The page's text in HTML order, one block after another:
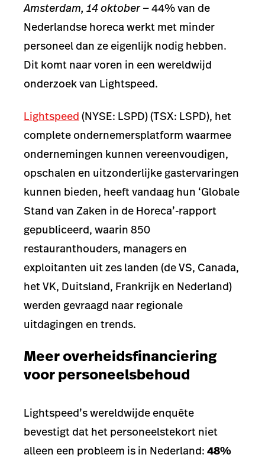
Amsterdam, 14 oktober —44% van de
Nederlandse horeca werkt met minder
personeel dan ze eigenlijk nodig hebben.
Dit komt naar voren in een wereldwijd
onderzoek van Lightspeed.
Lightspeed (NYSE: LSPD) (TSX: LSPD), het
complete ondernemersplatform waarmee
ondernemingen kunnen vereenvoudigen,
opschalen en uitzonderlijke gastervaringen
kunnen bieden, heeft vandaag hun ‘Globale
Stand van Zaken in de Horeca’-rapport
gepubliceerd, waarin 850
restauranthouders, managers en
exploitanten uit zes landen (de VS, Canada,
het VK, Duitsland, Frankrijk en Nederland)
werden gevraagd naar regionale
uitdagingen en trends.
Meer overheidsfinanciering
voor personeelsbehoud
Lightspeed’s wereldwijde enquête
bevestigt dat het personeelstekort niet
alleen een probleem is in Nederland: 48%